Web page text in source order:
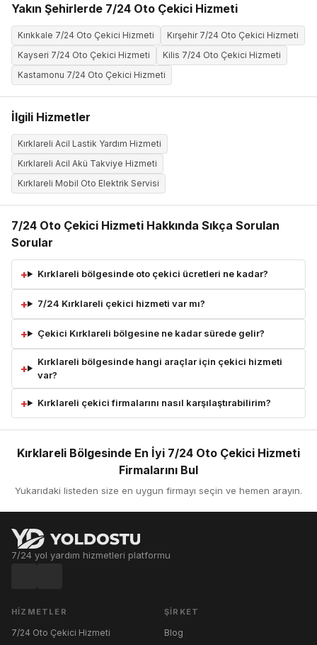
Yakın Şehirlerde 7/24 Oto Çekici Hizmeti
Kırıkkale 7/24 Oto Çekici Hizmeti
Kırşehir 7/24 Oto Çekici Hizmeti
Kayseri 7/24 Oto Çekici Hizmeti
Kilis 7/24 Oto Çekici Hizmeti
Kastamonu 7/24 Oto Çekici Hizmeti
İlgili Hizmetler
Kırklareli Acil Lastik Yardım Hizmeti
Kırklareli Acil Akü Takviye Hizmeti
Kırklareli Mobil Oto Elektrik Servisi
7/24 Oto Çekici Hizmeti Hakkında Sıkça Sorulan
Sorular
Kırklareli bölgesinde oto çekici ücretleri ne kadar?
7/24 Kırklareli çekici hizmeti var mı?
Çekici Kırklareli bölgesine ne kadar sürede gelir?
Kırklareli bölgesinde hangi araçlar için çekici hizmeti
var?
Kırklareli çekici firmalarını nasıl karşılaştırabilirim?
Kırklareli Bölgesinde En İyi 7/24 Oto Çekici Hizmeti
Firmalarını Bul
Yukarıdaki listeden size en uygun firmayı seçin ve hemen arayın.
7/24 yol yardım hizmetleri platformu
HIZMETLER
7/24 Oto Çekici Hizmeti
ŞIRKET
Blog